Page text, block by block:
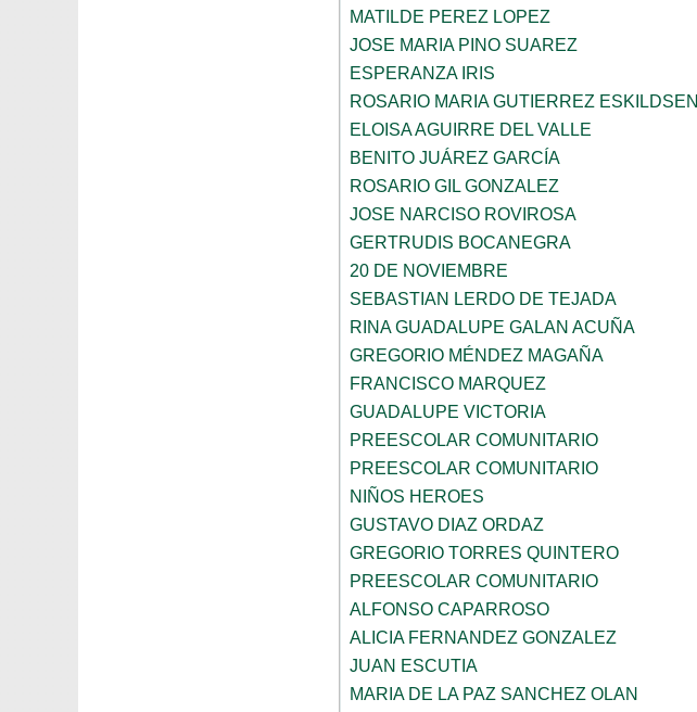
MATILDE PEREZ LOPEZ
JOSE MARIA PINO SUAREZ
ESPERANZA IRIS
ROSARIO MARIA GUTIERREZ ESKILDSEN
ELOISA AGUIRRE DEL VALLE
BENITO JUÁREZ GARCÍA
ROSARIO GIL GONZALEZ
JOSE NARCISO ROVIROSA
GERTRUDIS BOCANEGRA
20 DE NOVIEMBRE
SEBASTIAN LERDO DE TEJADA
RINA GUADALUPE GALAN ACUÑA
GREGORIO MÉNDEZ MAGAÑA
FRANCISCO MARQUEZ
GUADALUPE VICTORIA
PREESCOLAR COMUNITARIO
PREESCOLAR COMUNITARIO
NIÑOS HEROES
GUSTAVO DIAZ ORDAZ
GREGORIO TORRES QUINTERO
PREESCOLAR COMUNITARIO
ALFONSO CAPARROSO
ALICIA FERNANDEZ GONZALEZ
JUAN ESCUTIA
MARIA DE LA PAZ SANCHEZ OLAN